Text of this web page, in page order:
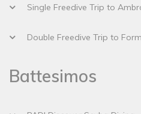
Single Freedive Trip to
Double Freedive Trip to
Battesimos